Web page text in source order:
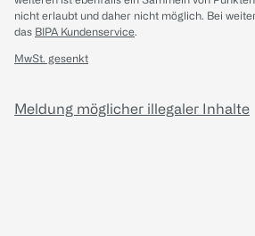
nicht erlaubt und daher nicht möglich. Bei
das BIPA Kundenservice.
MwSt. gesenkt
Meldung möglicher illegaler Inhalte